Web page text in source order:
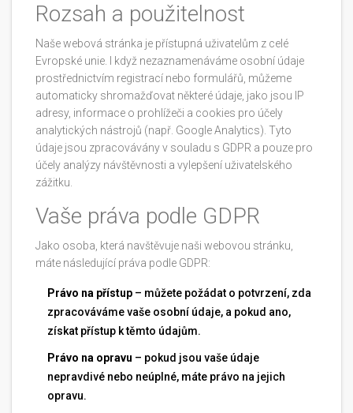
Rozsah a použitelnost
Naše webová stránka je přístupná uživatelům z celé
Evropské unie. I když nezaznamenáváme osobní údaje
prostřednictvím registrací nebo formulářů, můžeme
automaticky shromažďovat některé údaje, jako jsou IP
adresy, informace o prohlížeči a cookies pro účely
analytických nástrojů (např. Google Analytics). Tyto
údaje jsou zpracovávány v souladu s GDPR a pouze pro
účely analýzy návštěvnosti a vylepšení uživatelského
zážitku.
Vaše práva podle GDPR
Jako osoba, která navštěvuje naši webovou stránku,
máte následující práva podle GDPR:
Právo na přístup – můžete požádat o potvrzení, zda
zpracováváme vaše osobní údaje, a pokud ano,
získat přístup k těmto údajům.
Právo na opravu – pokud jsou vaše údaje
nepravdivé nebo neúplné, máte právo na jejich
opravu.